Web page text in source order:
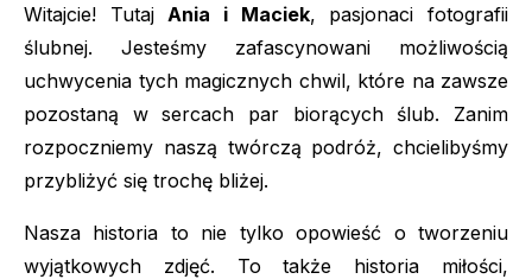
Witajcie! Tutaj Ania i Maciek, pasjonaci fotografii
ślubnej. Jesteśmy zafascynowani możliwością
uchwycenia tych magicznych chwil, które na zawsze
pozostaną w sercach par biorących ślub. Zanim
rozpoczniemy naszą twórczą podróż, chcielibyśmy
przybliżyć się trochę bliżej.
Nasza historia to nie tylko opowieść o tworzeniu
wyjątkowych zdjęć. To także historia miłości,